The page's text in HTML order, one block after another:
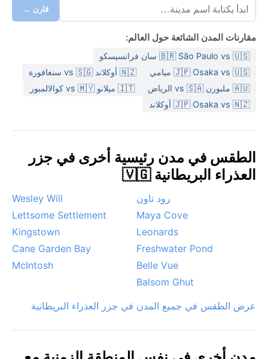
قارن →
مقارنات المدن الشائعة حول العالم:
🇧🇷 São Paulo vs 🇺🇸 سان فرانسيسكو
🇯🇵 Osaka vs 🇺🇸 ميامي
🇳🇿 أوكلاند vs 🇸🇬 سنغافورة
🇦🇺 ملبورن vs 🇸🇦 الرياض
🇮🇹 ميلانو vs 🇲🇾 كوالالمبور
🇯🇵 Osaka vs 🇳🇿 أوكلاند
الطقس في مدن رئيسية أخرى في جزر
العذراء البريطانية 🇻🇬
رود تاون
Wesley Will
Maya Cove
Lettsome Settlement
Leonards
Kingstown
Freshwater Pond
Cane Garden Bay
Belle Vue
McIntosh
Balsom Ghut
عرض الطقس في جميع المدن في جزر العذراء البريطانية